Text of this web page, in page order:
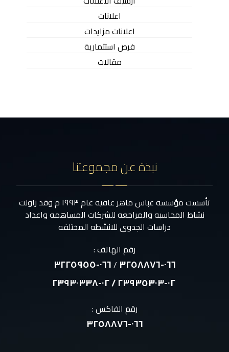
اعلانات
اعلانات مزايدات
فرص استثمارية
مقالات
نبذة عن مجموعتنا
تأسست مؤسسه عباس ماهر عافيه عام ١٩٩٣ م وقد زاولت
نشاط المحاسبه والمراجعه للشركات المساهمه واعداد
دراسات الجدوى للانشطه المختلفه
رقم الهاتف :
٠٦٦-٣٢٥٨٨٧٦ /٠٦٦-٣٢٢٥٩٥٥
٠٢-٢٣٩٣٥٣٠٣ / ٠٢-٢٣٩٣٠٣٣٨
رقم الفاكس :
٠٦٦-٣٢٥٨٨٧٦